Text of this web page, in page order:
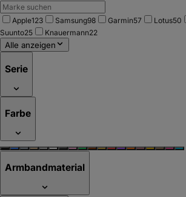
Apple123 Samsung98 Garmin57 Lotus50
Suunto25 Knauermann22
Alle anzeigen
Serie
Farbe
Armbandmaterial